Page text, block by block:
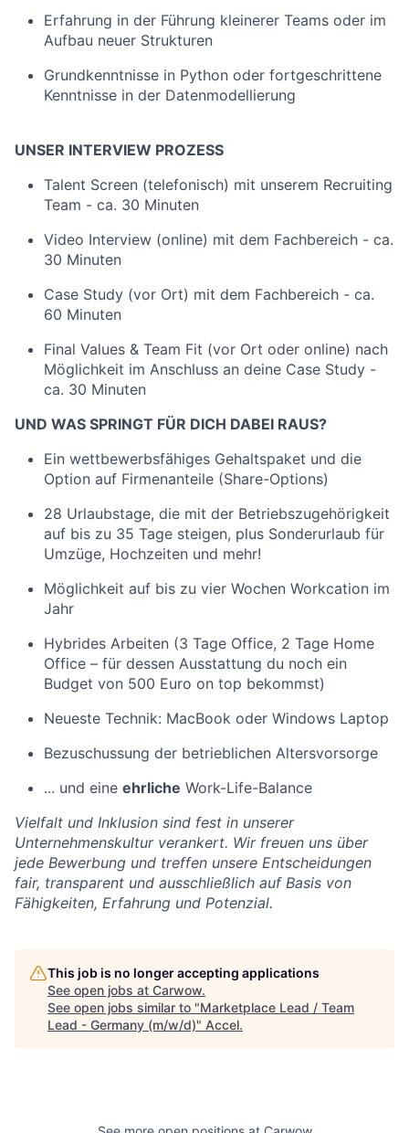
Erfahrung in der Führung kleinerer Teams oder im
Aufbau neuer Strukturen
Grundkenntnisse in Python oder fortgeschrittene
Kenntnisse in der Datenmodellierung
UNSER INTERVIEW PROZESS
Talent Screen (telefonisch) mit unserem Recruiting
Team - ca. 30 Minuten
Video Interview (online) mit dem Fachbereich - ca.
30 Minuten
Case Study (vor Ort) mit dem Fachbereich - ca.
60 Minuten
Final Values & Team Fit (vor Ort oder online) nach
Möglichkeit im Anschluss an deine Case Study -
ca. 30 Minuten
UND WAS SPRINGT FÜR DICH DABEI RAUS?
Ein wettbewerbsfähiges Gehaltspaket und die
Option auf Firmenanteile (Share-Options)
28 Urlaubstage, die mit der Betriebszugehörigkeit
auf bis zu 35 Tage steigen, plus Sonderurlaub für
Umzüge, Hochzeiten und mehr!
Möglichkeit auf bis zu vier Wochen Workcation im
Jahr
Hybrides Arbeiten (3 Tage Office, 2 Tage Home
Office – für dessen Ausstattung du noch ein
Budget von 500 Euro on top bekommst)
Neueste Technik: MacBook oder Windows Laptop
Bezuschussung der betrieblichen Altersvorsorge
... und eine ehrliche Work-Life-Balance
Vielfalt und Inklusion sind fest in unserer
Unternehmenskultur verankert. Wir freuen uns über
jede Bewerbung und treffen unsere Entscheidungen
fair, transparent und ausschließlich auf Basis von
Fähigkeiten, Erfahrung und Potenzial.
This job is no longer accepting applications
See open jobs at Carwow.
See open jobs similar to "Marketplace Lead / Team
Lead - Germany (m/w/d)" Accel.